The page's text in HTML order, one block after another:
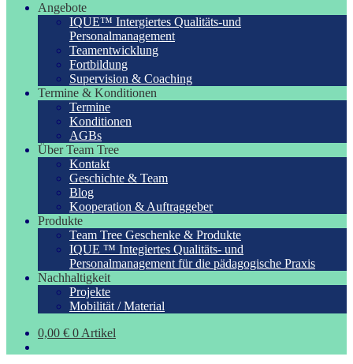
Angebote
IQUE™ Intergiertes Qualitäts-und
Personalmanagement
Teamentwicklung
Fortbildung
Supervision & Coaching
Termine & Konditionen
Termine
Konditionen
AGBs
Über Team Tree
Kontakt
Geschichte & Team
Blog
Kooperation & Auftraggeber
Produkte
Team Tree Geschenke & Produkte
IQUE ™ Integiertes Qualitäts- und
Personalmanagement für die pädagogische Praxis
Nachhaltigkeit
Projekte
Mobilität / Material
0,00 € 0 Artikel